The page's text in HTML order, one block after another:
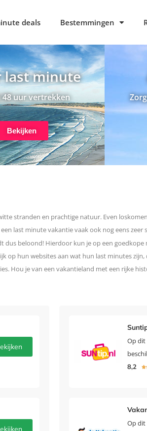
deals Bestemmingen
last minute
48 uur vertrekken
Bekijken
stranden en prachtige natuur. Even
last minute vakantie vaak ook nog eens zeer
beloond! Hierdoor kun je op een
op hun websites aan wat hun last minutes
Hou je van een vakantieland met een rijke
Op dit
8,2 
Op dit